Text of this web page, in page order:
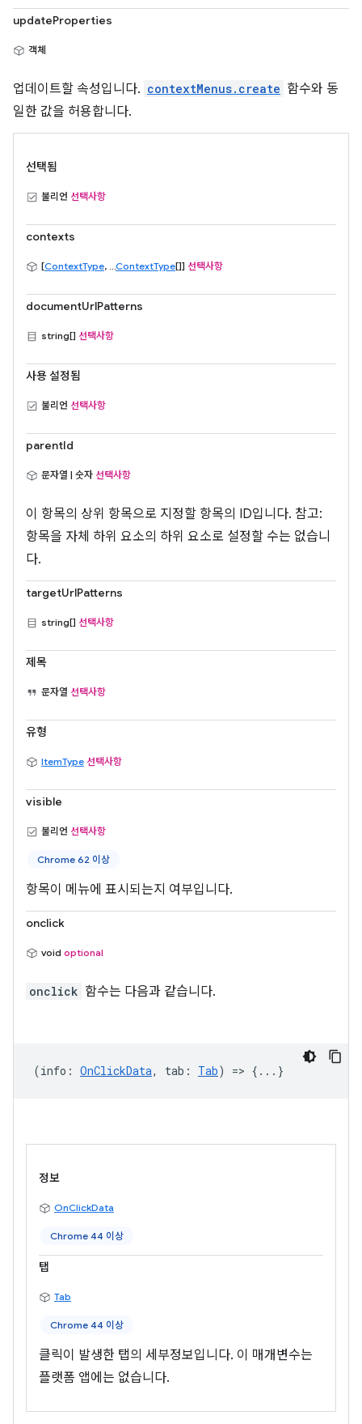
updateProperties
객체
업데이트할 속성입니다. contextMenus.create 함수와 동
일한 값을 허용합니다.
선택됨
불리언 선택사항
contexts
[ContextType, ...ContextType[]] 선택사항
documentUrlPatterns
string[] 선택사항
사용 설정됨
불리언 선택사항
parentId
문자열 | 숫자 선택사항
이 항목의 상위 항목으로 지정할 항목의 ID입니다. 참고:
항목을 자체 하위 요소의 하위 요소로 설정할 수는 없습니
다.
targetUrlPatterns
string[] 선택사항
제목
문자열 선택사항
유형
ItemType 선택사항
visible
불리언 선택사항
Chrome 62 이상
항목이 메뉴에 표시되는지 여부입니다.
onclick
void optional
onclick 함수는 다음과 같습니다.
(info : OnClickData, tab : Tab) => {...}
정보
OnClickData
Chrome 44 이상
탭
Tab
Chrome 44 이상
클릭이 발생한 탭의 세부정보입니다. 이 매개변수는
플랫폼 앱에는 없습니다.